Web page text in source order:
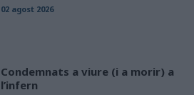
02 agost 2026
Condemnats a viure (i a morir) a
l’infern